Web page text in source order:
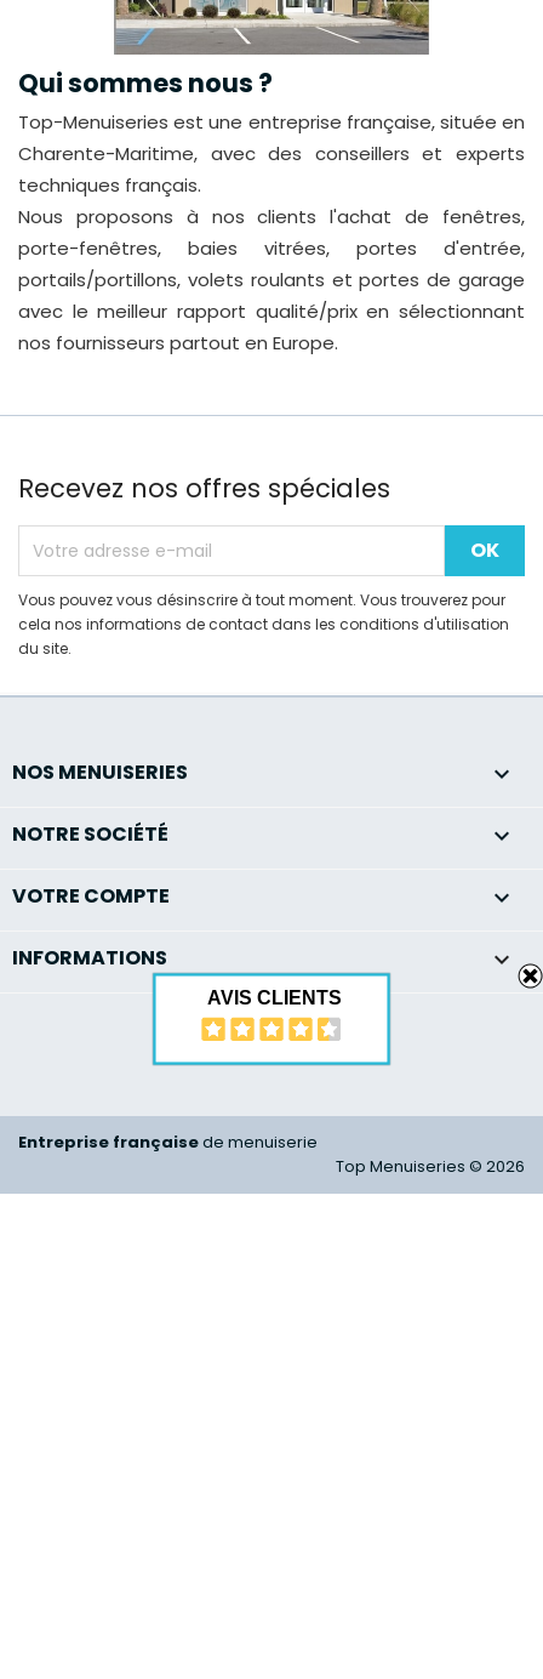
Qui sommes nous ?
Top-Menuiseries est une entreprise française, située en
Charente-Maritime, avec des conseillers et experts
techniques français.
Nous proposons à nos clients l'achat de fenêtres,
porte-fenêtres, baies vitrées, portes d'entrée,
portails/portillons, volets roulants et portes de garage
avec le meilleur rapport qualité/prix en sélectionnant
nos fournisseurs partout en Europe.
Recevez nos offres spéciales
Vous pouvez vous désinscrire à tout moment. Vous trouverez pour
cela nos informations de contact dans les conditions d'utilisation
du site.
NOS MENUISERIES 
NOTRE SOCIÉTÉ 
VOTRE COMPTE 
INFORMATIONS keyboard_arrow_down
AVIS CLIENTS
Entreprise françaisede menuiserie
Top Menuiseries © 2026